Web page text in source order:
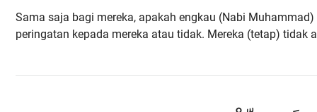
Sama saja bagi mereka, apakah engkau (Nabi
peringatan kepada mereka atau tidak. Mereka (tetap) tidak